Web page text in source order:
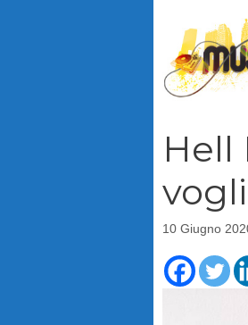
Hell
10 Giugno